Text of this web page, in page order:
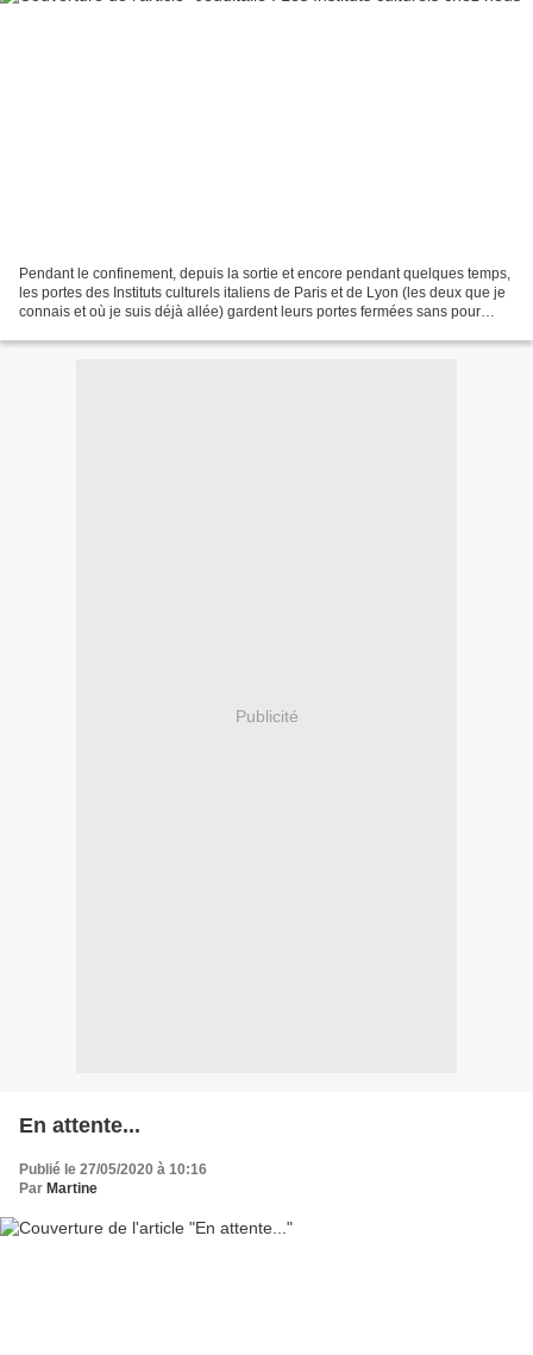
Pendant le confinement, depuis la sortie et encore pendant quelques temps,
les portes des Instituts culturels italiens de Paris et de Lyon (les deux que je
connais et où je suis déjà allée) gardent leurs portes fermées sans pour
Publicité
En attente...
Publié le 27/05/2020 à 10:16
Par Martine